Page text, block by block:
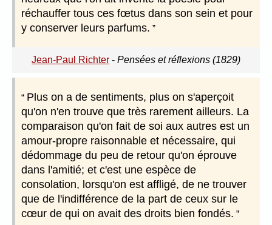
réchauffer tous ces fœtus dans son sein et pour
y conserver leurs parfums.
Jean-Paul Richter - Pensées et réflexions (1829)
Plus on a de sentiments, plus on s'aperçoit
qu'on n'en trouve que très rarement ailleurs. La
comparaison qu'on fait de soi aux autres est un
amour-propre raisonnable et nécessaire, qui
dédommage du peu de retour qu'on éprouve
dans l'amitié; et c'est une espèce de
consolation, lorsqu'on est affligé, de ne trouver
que de l'indifférence de la part de ceux sur le
cœur de qui on avait des droits bien fondés.